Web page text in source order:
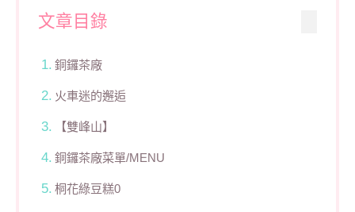
文章目錄
銅鑼茶廠
火車迷的邂逅
【雙峰山】
銅鑼茶廠菜單/MENU
桐花綠豆糕0